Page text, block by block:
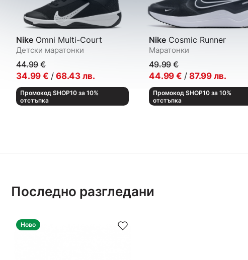
Nike Omni Multi-Court
Детски маратонки
44.99 €
34.99 € / 68.43 лв.
Промокод SHOP10 за 10%
отстъпка
Nike Cosmic Runner
Маратонки
49.99 €
44.99 € / 87.99 лв.
Промокод SHOP10 за 10%
отстъпка
Последно разгледани
Ново